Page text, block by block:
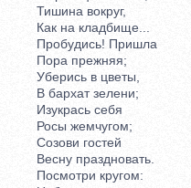
Тишина вокруг,
Как на кладбище...
Пробудись! Пришла
Пора прежняя;
Уберись в цветы,
В бархат зелени;
Изукрась себя
Росы жемчугом;
Созови гостей
Весну праздновать.
Посмотри кругом: